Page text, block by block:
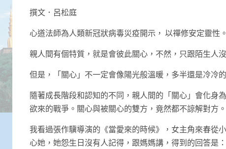
Link
撰文．呂松庭
心道法師為人類新冠狀病毒災疫開示， 以禪修安定靈性
親人間有個特質，就是會彼此關心，不然，只跟陌生人
但是，「關心」不一定會像陽光般溫暖，多半還是冷冷
隨著成長階段和認知的不同，親人間的「關心」會化身
欲來的戰爭。關心與被關心的雙方，竟然都不諒解對方。
我看過張作驥導演的《當愛來的時候》，女主角來春從
心她，她怨生日沒有人記得，跟媽媽講，得到的回答是